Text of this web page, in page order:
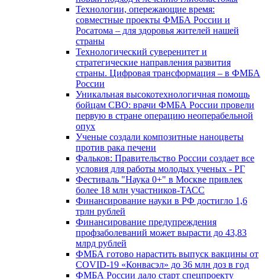
Технологии, опережающие время:
совместные проекты ФМБА России и
Росатома – для здоровья жителей нашей
страны
Технологический суверенитет и
стратегические направления развития
страны. Цифровая трансформация – в ФМБА
России
Уникальная высокотехнологичная помощь
бойцам СВО: врачи ФМБА России провели
первую в стране операцию неоперабельной
опух
Ученые создали композитные наноцветы
против рака печени
Фальков: Правительство России создает все
условия для работы молодых ученых - РГ
Фестиваль "Наука 0+" в Москве привлек
более 18 млн участников-ТАСС
Финансирование науки в РФ достигло 1,6
трлн рублей
Финансирование предупреждения
профзаболеваний может вырасти до 43,83
млрд рублей
ФМБА готово нарастить выпуск вакцины от
COVID-19 «Конвасэл» до 36 млн доз в год
ФМБА России дало старт спецпроекту